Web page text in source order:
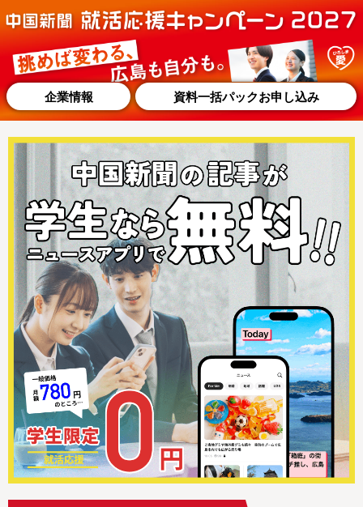
企業情報 資料一括パックお申し込み